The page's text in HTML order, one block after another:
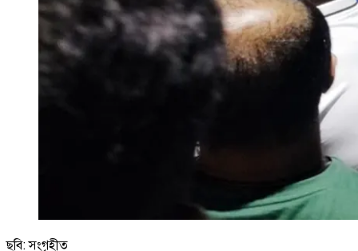
ছবি: সংগৃহীত